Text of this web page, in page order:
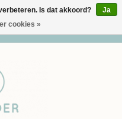
Is dat akkoord?
Ja
cookies »